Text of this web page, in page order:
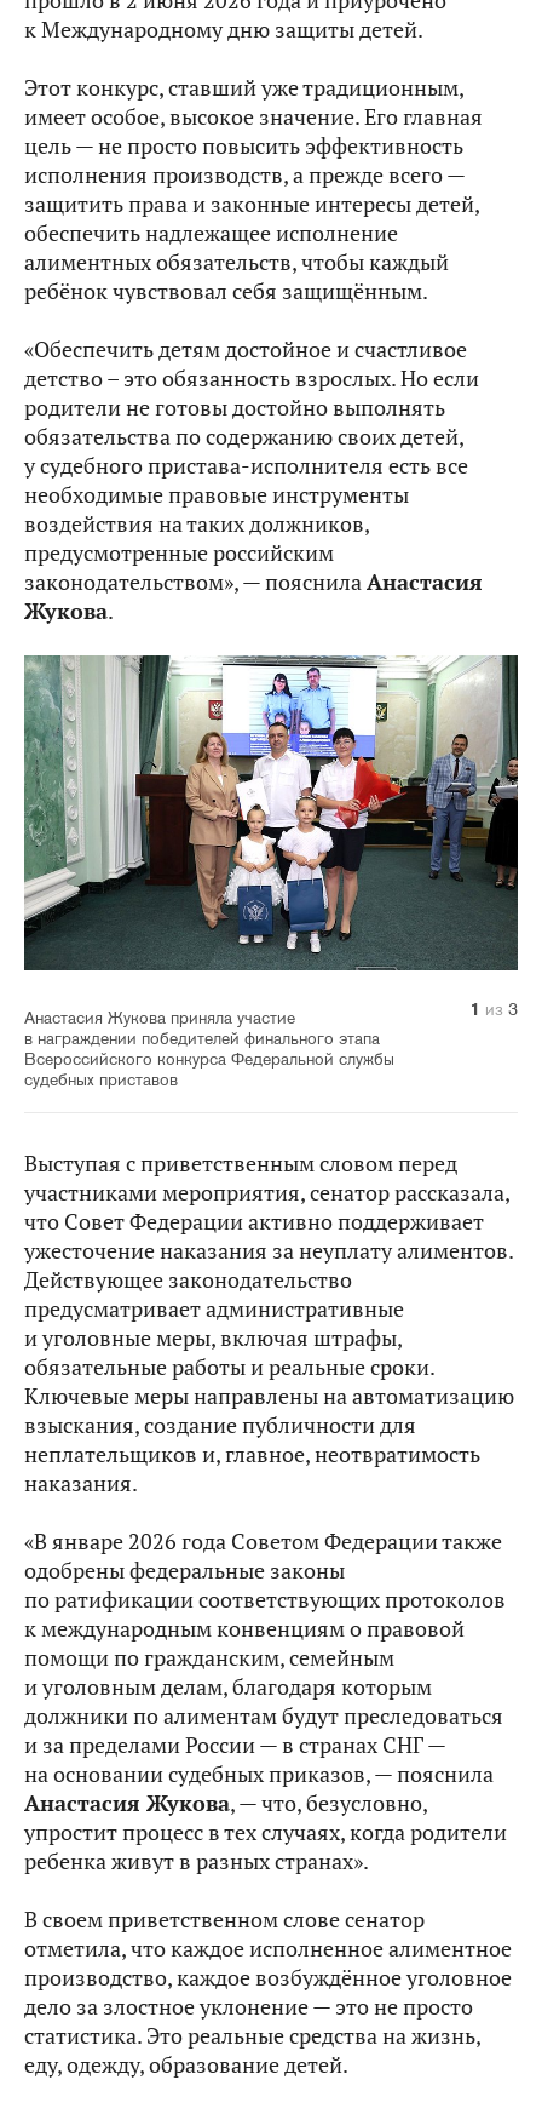
к Международному дню защиты детей.
Этот конкурс, ставший уже традиционным,
имеет особое, высокое значение. Его главная
цель — не просто повысить эффективность
исполнения производств, а прежде всего —
защитить права и законные интересы детей,
обеспечить надлежащее исполнение
алиментных обязательств, чтобы каждый
ребёнок чувствовал себя защищённым.
«Обеспечить детям достойное и счастливое
детство – это обязанность взрослых. Но если
родители не готовы достойно выполнять
обязательства по содержанию своих детей,
у судебного пристава-исполнителя есть все
необходимые правовые инструменты
воздействия на таких должников,
предусмотренные российским
законодательством», — пояснилаАнастасия
Жукова.
Анастасия Жукова приняла участие
в награждении победителей финального этапа
Всероссийского конкурса Федеральной службы
судебных приставов
1 из 3
2 из 3
3 из 3
Выступая с приветственным словом перед
участниками мероприятия, сенатор рассказала,
что Совет Федерации активно поддерживает
ужесточение наказания за неуплату алиментов.
Действующее законодательство
предусматривает административные
и уголовные меры, включая штрафы,
обязательные работы и реальные сроки.
Ключевые меры направлены на автоматизацию
взыскания, создание публичности для
неплательщиков и, главное, неотвратимость
наказания.
«В январе 2026 года Советом Федерации также
одобрены федеральные законы
по ратификации соответствующих протоколов
к международным конвенциям о правовой
помощи по гражданским, семейным
и уголовным делам, благодаря которым
должники по алиментам будут преследоваться
и за пределами России — в странах СНГ —
на основании судебных приказов, — пояснила
Анастасия Жукова, — что, безусловно,
упростит процесс в тех случаях, когда родители
ребенка живут в разных странах».
В своем приветственном слове сенатор
отметила, что каждое исполненное алиментное
производство, каждое возбуждённое уголовное
дело за злостное уклонение — это не просто
статистика. Это реальные средства на жизнь,
еду, одежду, образование детей.